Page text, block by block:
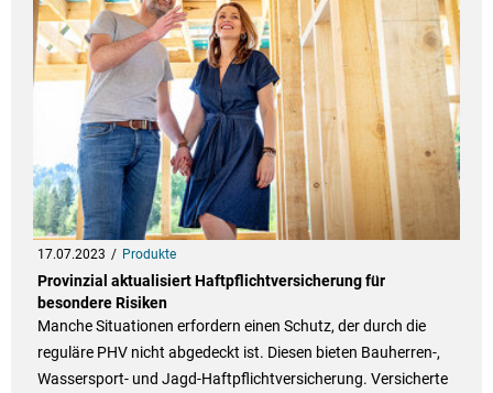
17.07.2023 Produkte
Provinzial aktualisiert Haftpflichtversicherung für
besondere Risiken
Manche Situationen erfordern einen Schutz, der durch die
reguläre PHV nicht abgedeckt ist. Diesen bieten Bauherren-,
Wassersport- und Jagd-Haftpflichtversicherung. Versicherte